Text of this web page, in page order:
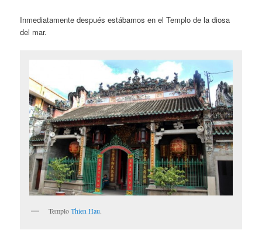
Inmediatamente después estábamos en el Templo de la diosa
del mar.
TemploThien Hau.